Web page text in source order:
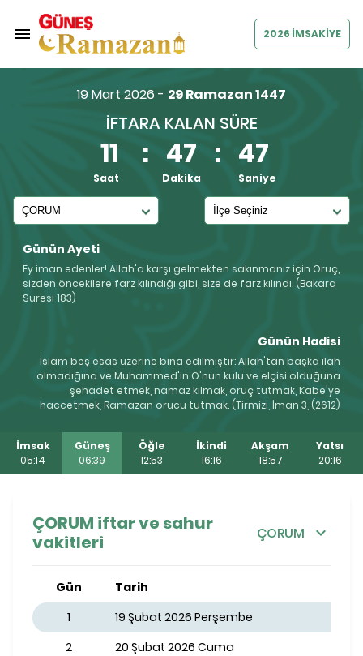
2026 İMSAKİYE
Günün Ayeti
Ey iman edenler! Allah'a karşı gelmekten sakınmanız için Oruç,
sizden öncekilere farz kılındığı gibi, size de farz kılındı. (Bakara
Suresi 183)
19 Mart 2026 - 29 Ramazan 1447
İFTARA KALAN SÜRE
11 : 47 : 46
Saat Dakika Saniye
Günün Hadisi
İslam beş esas üzerine bina edilmiştir: Allah'tan başka ilah
olmadığına ve Muhammed'in O'nun kulu ve elçisi olduğuna
şehadet etmek, namaz kılmak, oruç tutmak, Kabe'ye
haccetmek, Ramazan orucu tutmak. (Tirmizi, İman 3, (2612)
İmsak
05:14
Güneş
06:39
Öğle
12:53
İkindi
16:16
Akşam
18:57
Yatsı
20:16
ÇORUM iftar ve sahur
vakitleri
ÇORUM
Gün Tarih
1
19 Şubat 2026 Perşembe
2
20 Şubat 2026 Cuma